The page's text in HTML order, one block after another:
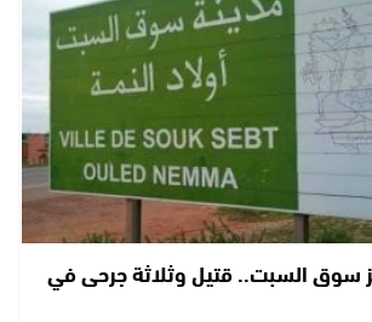
سوق السبت.. قتيل وثلاثة جرحى في